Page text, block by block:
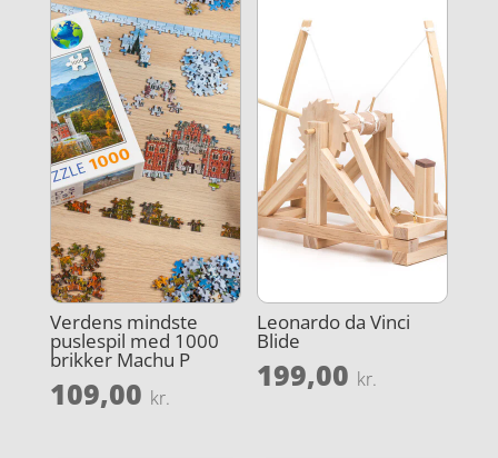
Verdens mindste
puslespil med 1000
brikker Machu P
109,00 kr.
Leonardo da Vinci
Blide
199,00 kr.